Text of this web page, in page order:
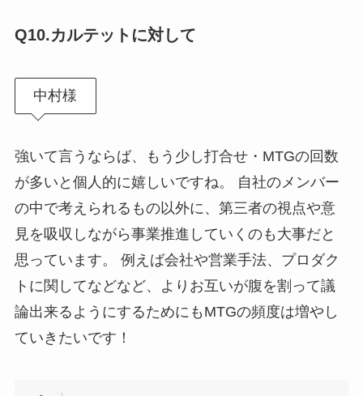
Q10.カルテットに対して
中村様
強いて言うならば、もう少し打合せ・MTGの回数
が多いと個人的に嬉しいですね。 自社のメンバー
の中で考えられるもの以外に、第三者の視点や意
見を吸収しながら事業推進していくのも大事だと
思っています。 例えば会社や営業手法、プロダク
トに関してなどなど、よりお互いが腹を割って議
論出来るようにするためにもMTGの頻度は増やし
ていきたいです！